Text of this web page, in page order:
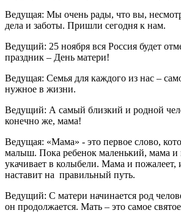
Ведущая: Мы очень рады, что вы,
дела и заботы. Пришли сегодня к нам.
Ведущий: 25 ноября вся Россия будет
праздник – День матери!
Ведущая: Семья для каждого из нас –
нужное в жизни.
Ведущий: А самый близкий и родной
конечно же, мама!
Ведущая: «Мама» - это первое слово,
малыш. Пока ребенок маленький, мама и
укачивает в колыбели. Мама и пожалеет,
наставит на правильный путь.
Ведущий: С матери начинается род
он продолжается. Мать – это самое